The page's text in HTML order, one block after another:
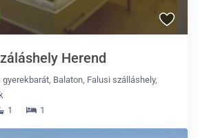
Herend
gyerekbarát, Balaton, Falusi szálláshely,
1 1